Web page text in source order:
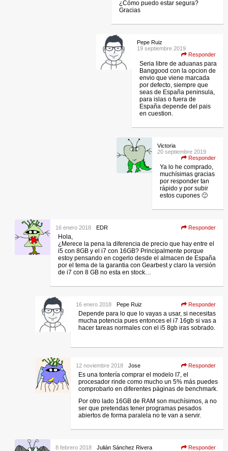
¿Cómo puedo estar segura?
Gracias
Pepe Ruiz
19 septiembre 2019
Responder
Seria libre de aduanas para
Banggood con la opcion de
envio que viene marcada
por defecto, siempre que
seas de España peninsula,
para islas o fuera de
España depende del pais
en cuestion.
Victoria
20 septiembre 2019
Responder
Ya lo he comprado,
muchísimas gracias
por responder tan
rápido y por subir
estos cupones 🙂
EDR
16 enero 2018 Responder
Hola,
¿Merece la pena la diferencia de precio que hay entre el
i5 con 8GB y el i7 con 16GB? Principalmente porque
estoy pensando en cogerlo desde el almacen de España
por el tema de la garantia con Gearbest y claro la versión
de i7 con 8 GB no esta en stock…
Pepe Ruiz
16 enero 2018 Responder
Depende para lo que lo vayas a usar, si necesitas
mucha potencia pues entonces el i7 16gb si vas a
hacer tareas normales con el i5 8gb iras sobrado.
Jose
12 noviembre 2018 Responder
Es una tontería comprar el modelo I7, el
procesador rinde como mucho un 5% más puedes
comprobarlo en diferentes páginas de benchmark.
Por otro lado 16GB de RAM son muchísimos, a no
ser que pretendas tener programas pesados
abiertos de forma paralela no te van a servir.
Julián Sánchez Rivera
8 febrero 2018 Responder